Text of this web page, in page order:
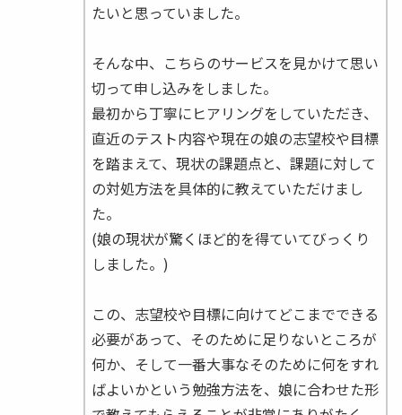
たいと思っていました。
そんな中、こちらのサービスを見かけて思い
切って申し込みをしました。
最初から丁寧にヒアリングをしていただき、
直近のテスト内容や現在の娘の志望校や目標
を踏まえて、現状の課題点と、課題に対して
の対処方法を具体的に教えていただけまし
た。
(娘の現状が驚くほど的を得ていてびっくり
しました。)
この、志望校や目標に向けてどこまでできる
必要があって、そのために足りないところが
何か、そして一番大事なそのために何をすれ
ばよいかという勉強方法を、娘に合わせた形